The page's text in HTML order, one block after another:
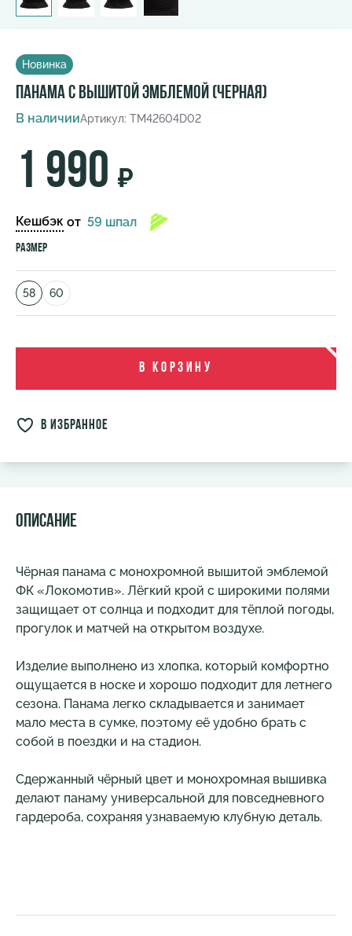
Новинка
Панама с вышитой эмблемой (черная)
В наличииАртикул: TM42604D02
1 990 ₽
Кешбэк от 59 шпал
Размер
58 60
В корзину
в избранное
Описание
Чёрная панама с монохромной вышитой эмблемой
ФК «Локомотив». Лёгкий крой с широкими полями
защищает от солнца и подходит для тёплой погоды,
прогулок и матчей на открытом воздухе.
Изделие выполнено из хлопка, который комфортно
ощущается в носке и хорошо подходит для летнего
сезона. Панама легко складывается и занимает
мало места в сумке, поэтому её удобно брать с
собой в поездки и на стадион.
Сдержанный чёрный цвет и монохромная вышивка
делают панаму универсальной для повседневного
гардероба, сохраняя узнаваемую клубную деталь.